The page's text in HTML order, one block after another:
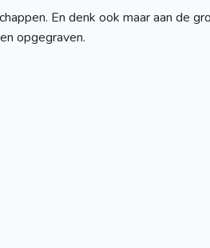
En denk ook maar aan de
opgegraven.